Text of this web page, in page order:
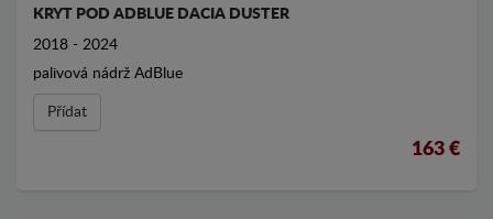
KRYT POD ADBLUE DACIA DUSTER
2018 - 2024
palivová nádrž AdBlue
Přídat
163 €